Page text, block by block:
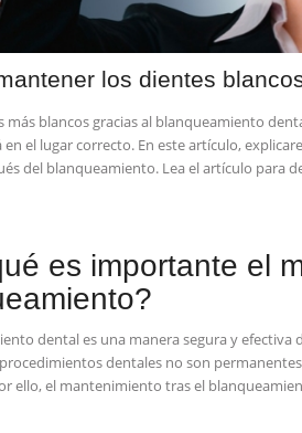
los dientes
⁤más blancos ⁢gracias al blanqueamiento‌
en​ el lugar correcto. En este ⁢artículo,
del blanqueamiento. Lea el artículo para
es importante el
⁢dental es una manera segura y
dentales no son
ello, el mantenimiento tras el